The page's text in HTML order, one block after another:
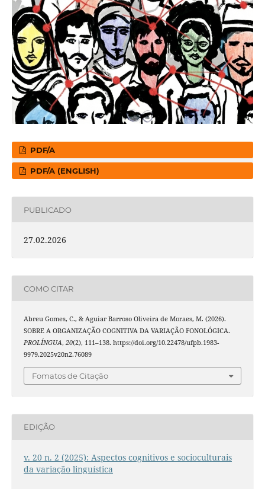
PDF/A
PDF/A (ENGLISH)
PUBLICADO
27.02.2026
COMO CITAR
Abreu Gomes, C., & Aguiar Barroso Oliveira de Moraes, M. (2026).
SOBRE A ORGANIZAÇÃO COGNITIVA DA VARIAÇÃO FONOLÓGICA.
PROLÍNGUA, 20(2), 111–138. https://doi.org/10.22478/ufpb.1983-
9979.2025v20n2.76089
Fomatos de Citação
EDIÇÃO
v. 20 n. 2 (2025): Aspectos cognitivos e socioculturais
da variação linguística